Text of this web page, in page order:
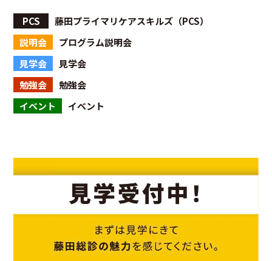
PCS
藤田プライマリケアスキルズ（PCS）
説明会
プログラム説明会
見学会
見学会
勉強会
勉強会
イベント
イベント